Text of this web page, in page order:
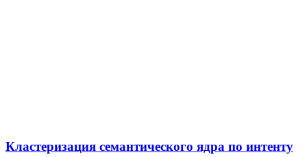
Кластеризация семантического ядра по интенту